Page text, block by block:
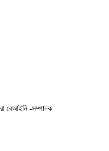
বেআইনি -সম্পাদক